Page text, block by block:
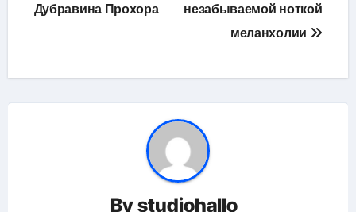
Дубравина Прохора
незабываемой ноткой
меланхолии
Bystudiohallo_